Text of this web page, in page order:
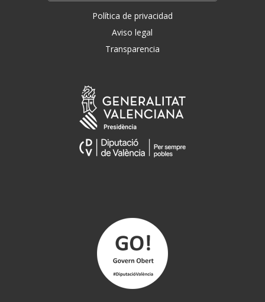
Política de privacidad
Aviso legal
Transparencia